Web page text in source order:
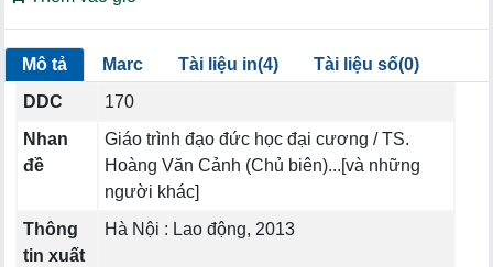
Mô tả Marc Tài liệu in(4)
Tài liệu số(0)
DDC
170
Nhan
đề
Giáo trình đạo đức học đại cương / TS.
Hoàng Văn Cảnh (Chủ biên)...[và những
người khác]
Thông
tin xuất
Hà Nội : Lao động, 2013